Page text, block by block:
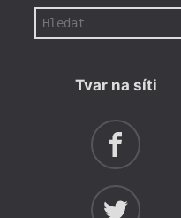
Tvar na síti